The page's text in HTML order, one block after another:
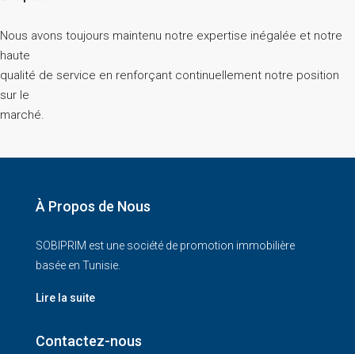
Nous avons toujours maintenu notre expertise inégalée et notre
haute
qualité de service en renforçant continuellement notre position
sur le
marché.
À Propos de Nous
SOBIPRIM est une société de promotion immobilière
basée en Tunisie.
Lire la suite
Contactez-nous